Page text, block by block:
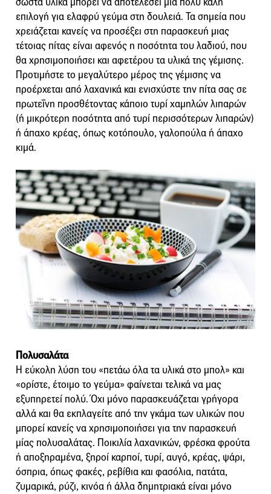
επιλογή για ελαφρύ γεύμα στη δουλειά. Τα σημεία που
χρειάζεται κανείς να προσέξει στη παρασκευή μιας
τέτοιας πίτας είναι αφενός η ποσότητα του λαδιού, που
θα χρησιμοποιήσει και αφετέρου τα υλικά της γέμισης.
Προτιμήστε το μεγαλύτερο μέρος της γέμισης να
προέρχεται από λαχανικά και ενισχύστε την πίτα σας σε
πρωτεΐνη προσθέτοντας κάποιο τυρί χαμηλών λιπαρών
(ή μικρότερη ποσότητα από τυρί περισσότερων λιπαρών)
ή άπαχο κρέας, όπως κοτόπουλο, γαλοπούλα ή άπαχο
κιμά.
Πολυσαλάτα
Η εύκολη λύση του «πετάω όλα τα υλικά στο μπολ» και
«ορίστε, έτοιμο το γεύμα» φαίνεται τελικά να μας
εξυπηρετεί πολύ. Όχι μόνο παρασκευάζεται γρήγορα
αλλά και θα εκπλαγείτε από την γκάμα των υλικών που
μπορεί κανείς να χρησιμοποιήσει για την παρασκευή
μίας πολυσαλάτας. Ποικιλία λαχανικών, φρέσκα φρούτα
ή αποξηραμένα, ξηροί καρποί, τυρί, αυγό, κρέας, ψάρι,
όσπρια, όπως φακές, ρεβίθια και φασόλια, πατάτα,
ζυμαρικά, ρύζι, κινόα ή άλλα δημητριακά είναι μόνο